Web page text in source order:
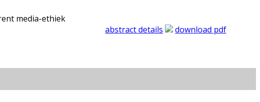
media-ethiek
abstract details download pdf